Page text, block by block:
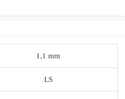
1,1 mm
LS